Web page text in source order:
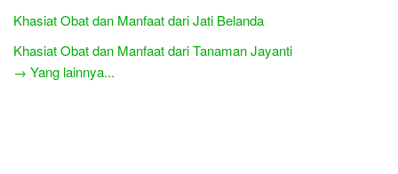
Khasiat Obat dan Manfaat dari Jati Belanda
Khasiat Obat dan Manfaat dari Tanaman Jayanti
→ Yang lainnya...